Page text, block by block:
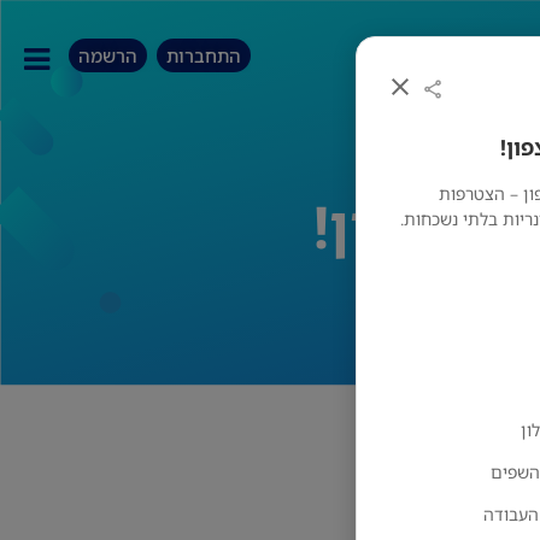
– הצטרפות
בלתי נשכחות.
התחברות הרשמה
הצפון!